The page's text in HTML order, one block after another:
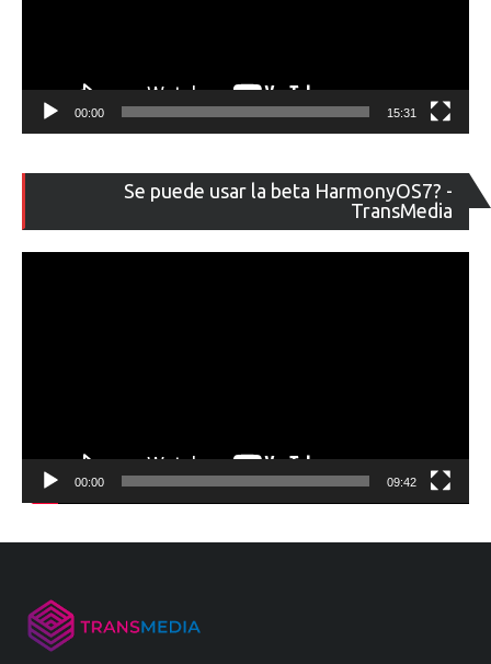
00:00 15:31
Se puede usar la beta HarmonyOS7? -
TransMedia
de
00:00 09:42